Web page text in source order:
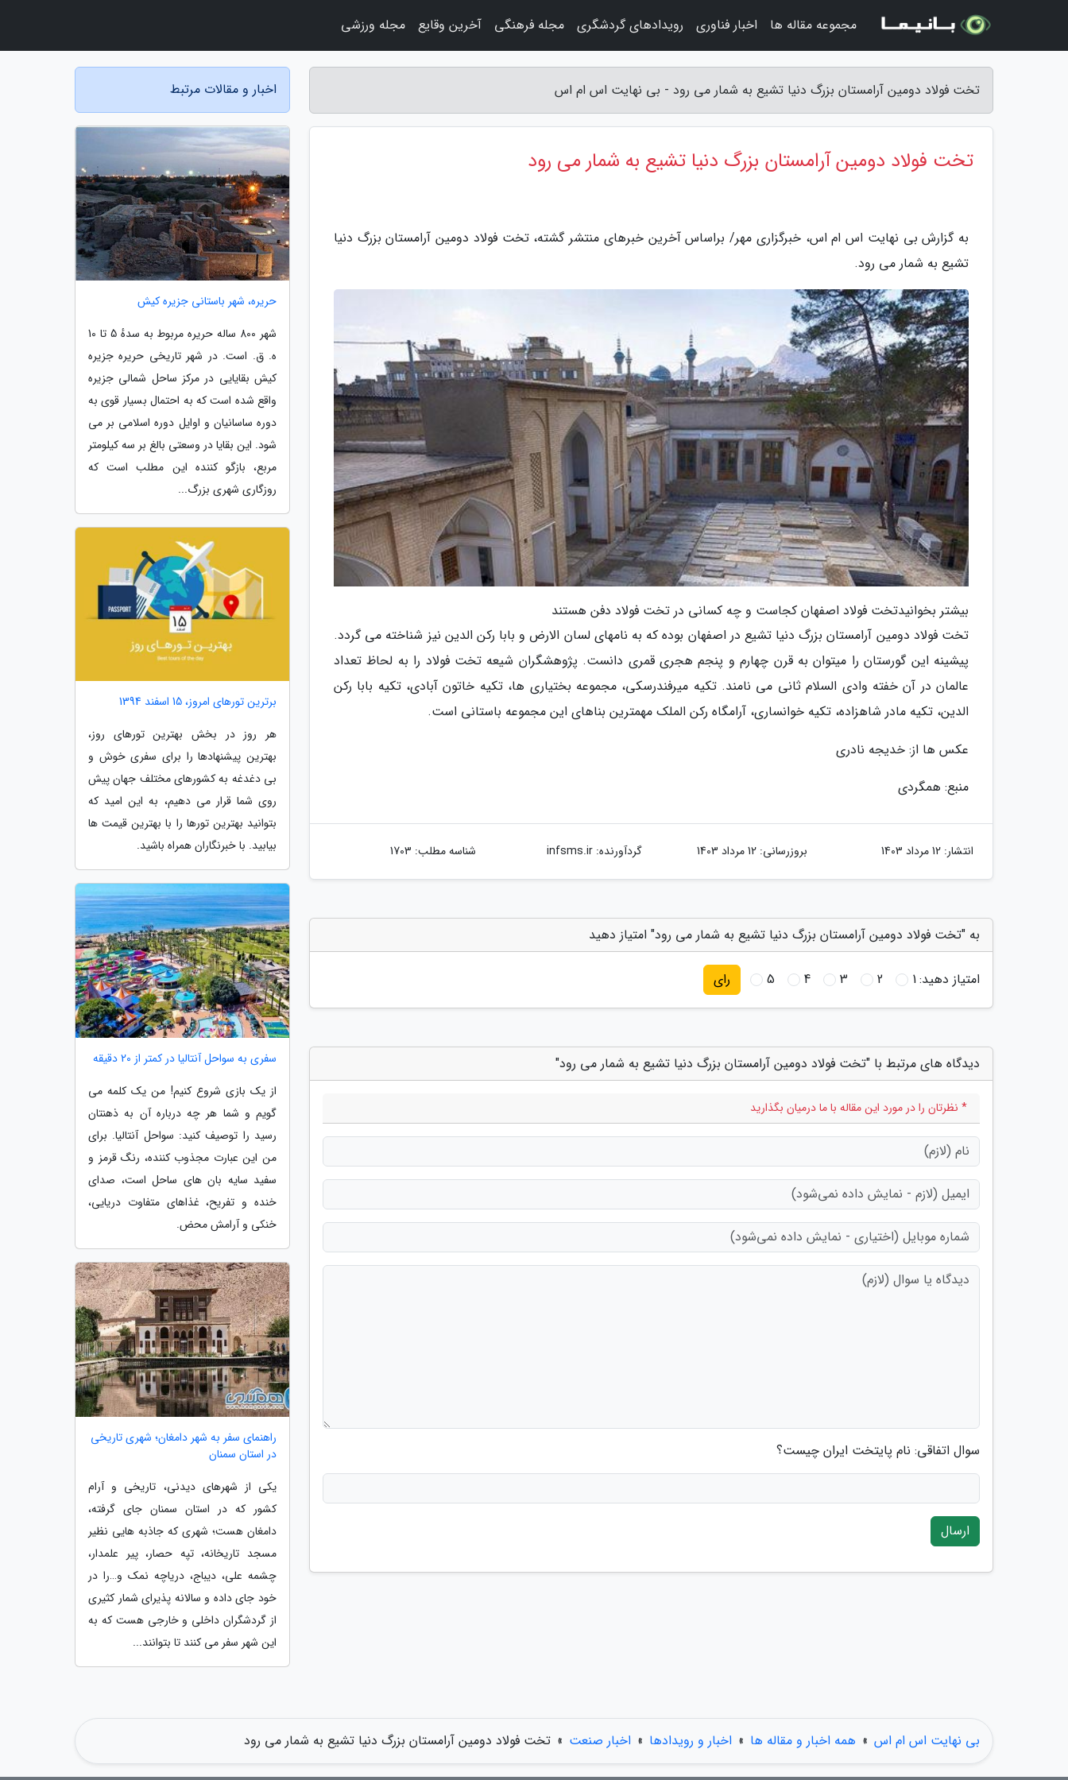
تخت فولاد دومین آرامستان بزرگ دنیا تشیع به شمار می رود - بی نهایت اس ام اس
تخت فولاد دومین آرامستان بزرگ دنیا تشیع به شمار می رود
به گزارش بی نهایت اس ام اس، خبرگزاری مهر/ براساس آخرین خبرهای منتشر گشته، تخت فولاد دومین آرامستان بزرگ دنیا
تشیع به شمار می رود.
بیشتر بخوانیدتخت فولاد اصفهان کجاست و چه کسانی در تخت فولاد دفن هستند
تخت فولاد دومین آرامستان بزرگ دنیا تشیع در اصفهان بوده که به نامهای لسان الارض و بابا رکن الدین نیز شناخته می گردد.
پیشینه این گورستان را میتوان به قرن چهارم و پنجم هجری قمری دانست. پژوهشگران شیعه تخت فولاد را به لحاظ تعداد
عالمان در آن خفته وادی السلام ثانی می نامند. تکیه میرفندرسکی، مجموعه بختیاری ها، تکیه خاتون آبادی، تکیه بابا رکن
الدین، تکیه مادر شاهزاده، تکیه خوانساری، آرامگاه رکن الملک مهمترین بناهای این مجموعه باستانی است.
عکس ها از: خدیجه نادری
منبع: همگردی
انتشار: 12 مرداد 1403 بروزرسانی: 12 مرداد 1403 گردآورنده:infsms.ir شناسه مطلب: 1703
به "تخت فولاد دومین آرامستان بزرگ دنیا تشیع به شمار می رود" امتیاز دهید
امتیاز دهید:1
2
3
4
5 رای
دیدگاه های مرتبط با "تخت فولاد دومین آرامستان بزرگ دنیا تشیع به شمار می رود"
* نظرتان را در مورد این مقاله با ما درمیان بگذارید
سوال اتفاقی: نام پایتخت ایران چیست؟
ارسال
اخبار و مقالات مرتبط
حریره، شهر باستانی جزیره کیش
شهر 800 ساله حریره مربوط به سدهٔ 5 تا 10
ه. ق. است. در شهر تاریخی حریره جزیره
کیش بقایایى در مرکز ساحل شمالى جزیره
واقع شده است که به احتمال بسیار قوى به
دوره ساسانیان و اوایل دوره اسلامى بر مى
شود. این بقایا در وسعتى بالغ بر سه کیلومتر
مربع، بازگو کننده این مطلب است که
روزگارى شهرى بزرگ...
برترین تورهای امروز، 15 اسفند 1394
هر روز در بخش بهترین تورهای روز،
بهترین پیشنهادها را برای سفری خوش و
بی دغدغه به کشورهای مختلف جهان پیش
روی شما قرار می دهیم، به این امید که
بتوانید بهترین تورها را با بهترین قیمت ها
بیابید. با خبرنگاران همراه باشید.
سفری به سواحل آنتالیا در کمتر از 20 دقیقه
از یک بازی شروع کنیم! من یک کلمه می
گویم و شما هر چه درباره آن به ذهنتان
رسید را توصیف کنید: سواحل آنتالیا. برای
من این عبارت مجذوب کننده، رنگ قرمز و
سفید سایه بان های ساحل است، صدای
خنده و تفریح، غذاهای متفاوت دریایی،
خنکی و آرامش محض.
راهنمای سفر به شهر دامغان؛ شهری تاریخی
در استان سمنان
یکی از شهرهای دیدنی، تاریخی و آرام
کشور که در استان سمنان جای گرفته،
دامغان هست؛ شهری که جاذبه هایی نظیر
مسجد تاریخانه، تپه حصار، پیر علمدار،
چشمه علی، دیباج، دریاچه نمک و…را در
خود جای داده و سالانه پذیرای شمار کثیری
از گردشگران داخلی و خارجی هست که به
این شهر سفر می کنند تا بتوانند...
بی نهایت اس ام اس » همه اخبار و مقاله ها » اخبار و رویدادها » اخبار صنعت » تخت فولاد دومین آرامستان بزرگ دنیا تشیع به شمار می رود
مجموعه مقاله ها اخبار فناوری رویدادهای گردشگری مجله فرهنگی آخرین وقایع مجله ورزشی